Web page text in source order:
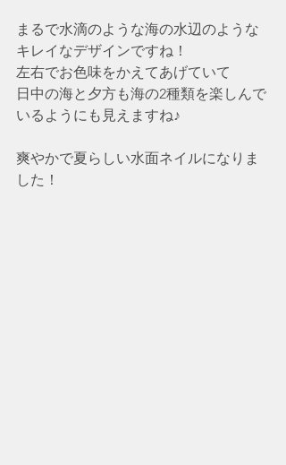
まるで水滴のような海の水辺のような
キレイなデザインですね！
左右でお色味をかえてあげていて
日中の海と夕方も海の2種類を楽しんで
いるようにも見えますね♪
爽やかで夏らしい水面ネイルになりま
した！